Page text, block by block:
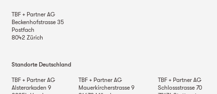
TBF + Partner AG
Beckenhofstrasse 35
Postfach
8042 Zürich
Standorte Deutschland
TBF + Partner AG
Alsterarkaden 9
TBF + Partner AG
Mauerkircherstrasse 9
TBF + Partner AG
Schlossstrasse 70